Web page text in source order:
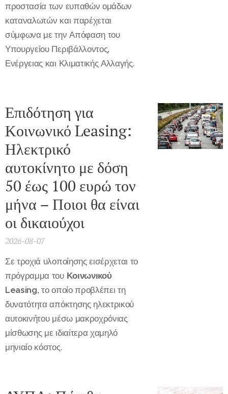
προστασία των ευπαθών ομάδων
καταναλωτών και παρέχεται
σύμφωνα με την Απόφαση του
Υπουργείου Περιβάλλοντος,
Ενέργειας και Κλιματικής Αλλαγής.
Επιδότηση για
Κοινωνικό Leasing:
Ηλεκτρικό
αυτοκίνητο με δόση
50 έως 100 ευρώ τον
μήνα – Ποιοι θα είναι
οι δικαιούχοι
2026-08-07
Σε τροχιά υλοποίησης εισέρχεται το
πρόγραμμα του Κοινωνικού
Leasing, το οποίο προβλέπει τη
δυνατότητα απόκτησης ηλεκτρικού
αυτοκινήτου μέσω μακροχρόνιας
μίσθωσης με ιδιαίτερα χαμηλό
μηνιαίο κόστος.